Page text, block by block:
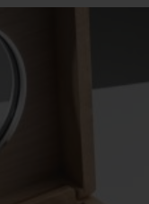
ビッグ・バン
長